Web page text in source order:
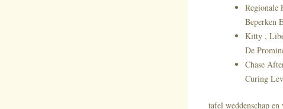
Regionale
Beperken
Kitty ,
De
Chase
Curing
tafel weddenschap